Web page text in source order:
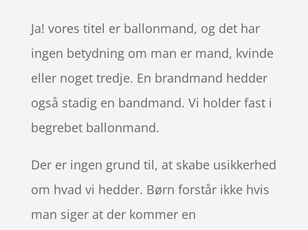
Ja! vores titel er ballonmand, og det har
ingen betydning om man er mand, kvinde
eller noget tredje. En brandmand hedder
også stadig en bandmand. Vi holder fast i
begrebet ballonmand.
Der er ingen grund til, at skabe usikkerhed
om hvad vi hedder. Børn forstår ikke hvis
man siger at der kommer en